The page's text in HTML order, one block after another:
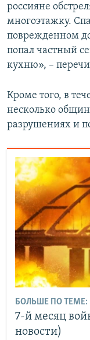
россияне
многоэтажку.
поврежденном
попал частный
кухню», –
Кроме того, в
несколько
разрушениях и
БОЛЬШЕ ПО ТЕМЕ:
7-й месяц
новости)